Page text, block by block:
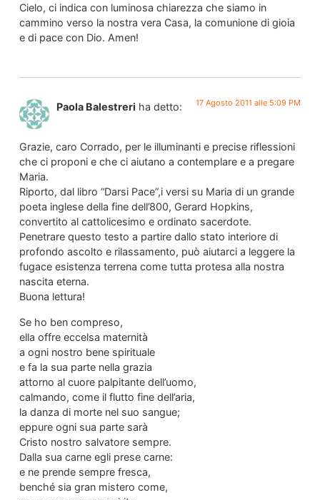
Cielo, ci indica con luminosa chiarezza che siamo in
cammino verso la nostra vera Casa, la comunione di gioia
e di pace con Dio. Amen!
Paola Balestreri ha detto: 17 Agosto 2011 alle 5:09 PM
Grazie, caro Corrado, per le illuminanti e precise riflessioni
che ci proponi e che ci aiutano a contemplare e a pregare
Maria.
Riporto, dal libro “Darsi Pace”,i versi su Maria di un grande
poeta inglese della fine dell’800, Gerard Hopkins,
convertito al cattolicesimo e ordinato sacerdote.
Penetrare questo testo a partire dallo stato interiore di
profondo ascolto e rilassamento, può aiutarci a leggere la
fugace esistenza terrena come tutta protesa alla nostra
nascita eterna.
Buona lettura!
Se ho ben compreso,
ella offre eccelsa maternità
a ogni nostro bene spirituale
e fa la sua parte nella grazia
attorno al cuore palpitante dell’uomo,
calmando, come il flutto fine dell’aria,
la danza di morte nel suo sangue;
eppure ogni sua parte sarà
Cristo nostro salvatore sempre.
Dalla sua carne egli prese carne:
e ne prende sempre fresca,
benché sia gran mistero come,